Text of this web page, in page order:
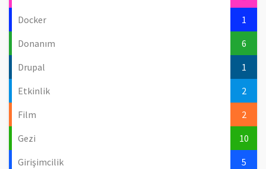
Docker
1
Donanım
6
Drupal
1
Etkinlik
2
Film
2
Gezi
10
Girişimcilik
5